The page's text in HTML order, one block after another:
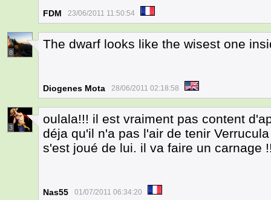
FDM 23/06/2011 11:50:54
8
The dwarf looks like the wisest one
Diogenes Mota 28/06/2011 02:18:58
3
oulala!!! il est vraiment pas content
déja qu'il n'a pas l'air de tenir
s'est joué de lui. il va faire un carnage
Nas55 01/07/2011 06:34:20